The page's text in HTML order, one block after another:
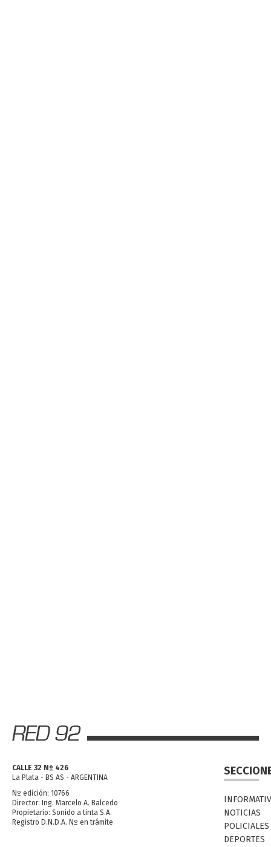
CALLE 32 Nº 426
La Plata - BS AS - ARGENTINA
Nº edición: 10766
Director: Ing. Marcelo A. Balcedo
Propietario: Sonido a tinta S.A.
Registro D.N.D.A. Nº en trámite
NOTICIAS
POLICIALES
DEPORTES